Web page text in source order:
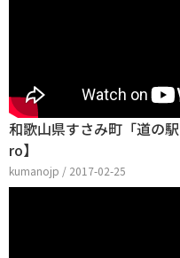
和歌山県すさみ町「道の
ro】
kumanojp / 2017-02-25